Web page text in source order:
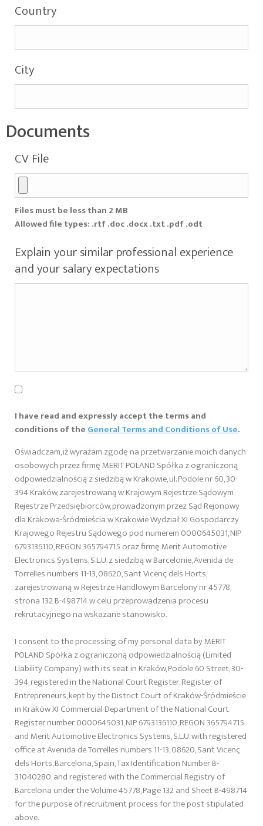
Country
City
Documents
CV File
Files must be less than 2 MB
Allowed file types: .rtf .doc .docx .txt .pdf .odt
Explain your similar professional experience
and your salary expectations
I have read and expressly accept the terms and
conditions of theGeneral Terms and Conditions of Use.
Oświadczam, iż wyrażam zgodę na przetwarzanie moich danych
osobowych przez firmę MERIT POLAND Spółka z ograniczoną
odpowiedzialnością z siedzibą w Krakowie, ul. Podole nr 60, 30-
394 Kraków, zarejestrowaną w Krajowym Rejestrze Sądowym
Rejestrze Przedsiębiorców, prowadzonym przez Sąd Rejonowy
dla Krakowa-Śródmieścia w Krakowie Wydział XI Gospodarczy
Krajowego Rejestru Sądowego pod numerem 0000645031, NIP
6793136110, REGON 365794715 oraz firmę Merit Automotive
Electronics Systems, S.L.U. z siedzibą w Barcelonie, Avenida de
Torrelles numbers 11-13, 08620, Sant Vicenç dels Horts,
zarejestrowaną w Rejestrze Handlowym Barcelony nr 45778,
strona 132 B-498714 w celu przeprowadzenia procesu
rekrutacyjnego na wskazane stanowisko.
I consent to the processing of my personal data by MERIT
POLAND Spółka z ograniczoną odpowiedzialnością (Limited
Liability Company) with its seat in Kraków, Podole 60 Street, 30-
394, registered in the National Court Register, Register of
Entrepreneurs, kept by the District Court of Kraków-Śródmieście
in Kraków XI Commercial Department of the National Court
Register number 0000645031, NIP 6793136110, REGON 365794715
and Merit Automotive Electronics Systems, S.L.U. with registered
office at Avenida de Torrelles numbers 11-13, 08620, Sant Vicenç
dels Horts, Barcelona, Spain, Tax Identification Number B-
31040280, and registered with the Commercial Registry of
Barcelona under the Volume 45778, Page 132 and Sheet B-498714
for the purpose of recruitment process for the post stipulated
above.